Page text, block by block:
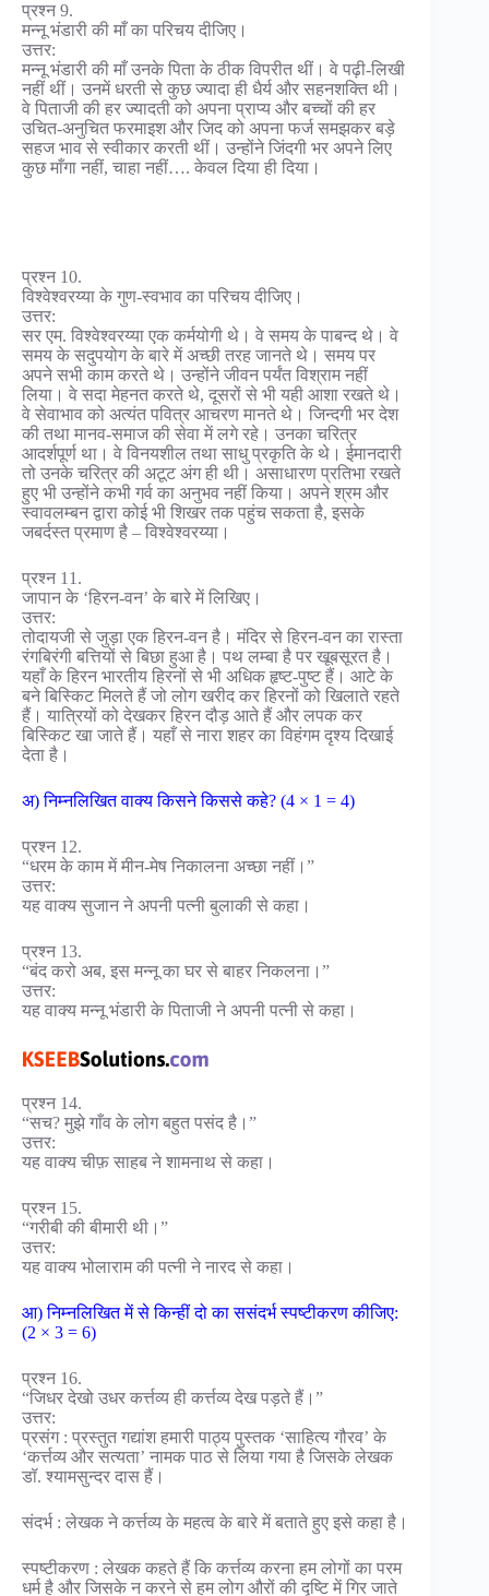
प्रश्न 9.
मन्नू भंडारी की माँ का परिचय दीजिए।
उत्तर:
मन्नू भंडारी की माँ उनके पिता के ठीक विपरीत थीं। वे पढ़ी-लिखी
नहीं थीं। उनमें धरती से कुछ ज्यादा ही धैर्य और सहनशक्ति थी।
वे पिताजी की हर ज्यादती को अपना प्राप्य और बच्चों की हर
उचित-अनुचित फरमाइश और जिद को अपना फर्ज समझकर बड़े
सहज भाव से स्वीकार करती थीं। उन्होंने जिंदगी भर अपने लिए
कुछ माँगा नहीं, चाहा नहीं…. केवल दिया ही दिया।
प्रश्न 10.
विश्वेश्वरय्या के गुण-स्वभाव का परिचय दीजिए।
उत्तर:
सर एम. विश्वेश्वरय्या एक कर्मयोगी थे। वे समय के पाबन्द थे। वे
समय के सदुपयोग के बारे में अच्छी तरह जानते थे। समय पर
अपने सभी काम करते थे। उन्होंने जीवन पर्यंत विश्राम नहीं
लिया। वे सदा मेहनत करते थे, दूसरों से भी यही आशा रखते थे।
वे सेवाभाव को अत्यंत पवित्र आचरण मानते थे। जिन्दगी भर देश
की तथा मानव-समाज की सेवा में लगे रहे। उनका चरित्र
आदर्शपूर्ण था। वे विनयशील तथा साधु प्रकृति के थे। ईमानदारी
तो उनके चरित्र की अटूट अंग ही थी। असाधारण प्रतिभा रखते
हुए भी उन्होंने कभी गर्व का अनुभव नहीं किया। अपने श्रम और
स्वावलम्बन द्वारा कोई भी शिखर तक पहुंच सकता है, इसके
जबर्दस्त प्रमाण है – विश्वेश्वरय्या।
प्रश्न 11.
जापान के ‘हिरन-वन’ के बारे में लिखिए।
उत्तर:
तोदायजी से जुड़ा एक हिरन-वन है। मंदिर से हिरन-वन का रास्ता
रंगबिरंगी बत्तियों से बिछा हुआ है। पथ लम्बा है पर खूबसूरत है।
यहाँ के हिरन भारतीय हिरनों से भी अधिक हृष्ट-पुष्ट हैं। आटे के
बने बिस्किट मिलते हैं जो लोग खरीद कर हिरनों को खिलाते रहते
हैं। यात्रियों को देखकर हिरन दौड़ आते हैं और लपक कर
बिस्किट खा जाते हैं। यहाँ से नारा शहर का विहंगम दृश्य दिखाई
देता है।
अ) निम्नलिखित वाक्य किसने किससे कहे? (4 × 1 = 4)
प्रश्न 12.
“धरम के काम में मीन-मेष निकालना अच्छा नहीं।”
उत्तर:
यह वाक्य सुजान ने अपनी पत्नी बुलाकी से कहा।
प्रश्न 13.
“बंद करो अब, इस मन्नू का घर से बाहर निकलना।”
उत्तर:
यह वाक्य मन्नू भंडारी के पिताजी ने अपनी पत्नी से कहा।
प्रश्न 14.
“सच? मुझे गाँव के लोग बहुत पसंद है।”
उत्तर:
यह वाक्य चीफ़ साहब ने शामनाथ से कहा।
प्रश्न 15.
“गरीबी की बीमारी थी।”
उत्तर:
यह वाक्य भोलाराम की पत्नी ने नारद से कहा।
आ) निम्नलिखित में से किन्हीं दो का ससंदर्भ स्पष्टीकरण कीजिए:
(2 × 3 = 6)
प्रश्न 16.
“जिधर देखो उधर कर्त्तव्य ही कर्त्तव्य देख पड़ते हैं।”
उत्तर:
प्रसंग : प्रस्तुत गद्यांश हमारी पाठ्य पुस्तक ‘साहित्य गौरव’ के
‘कर्त्तव्य और सत्यता’ नामक पाठ से लिया गया है जिसके लेखक
डॉ. श्यामसुन्दर दास हैं।
संदर्भ : लेखक ने कर्त्तव्य के महत्व के बारे में बताते हुए इसे कहा है।
स्पष्टीकरण : लेखक कहते हैं कि कर्त्तव्य करना हम लोगों का परम
धर्म है और जिसके न करने से हम लोग औरों की दृष्टि में गिर जाते